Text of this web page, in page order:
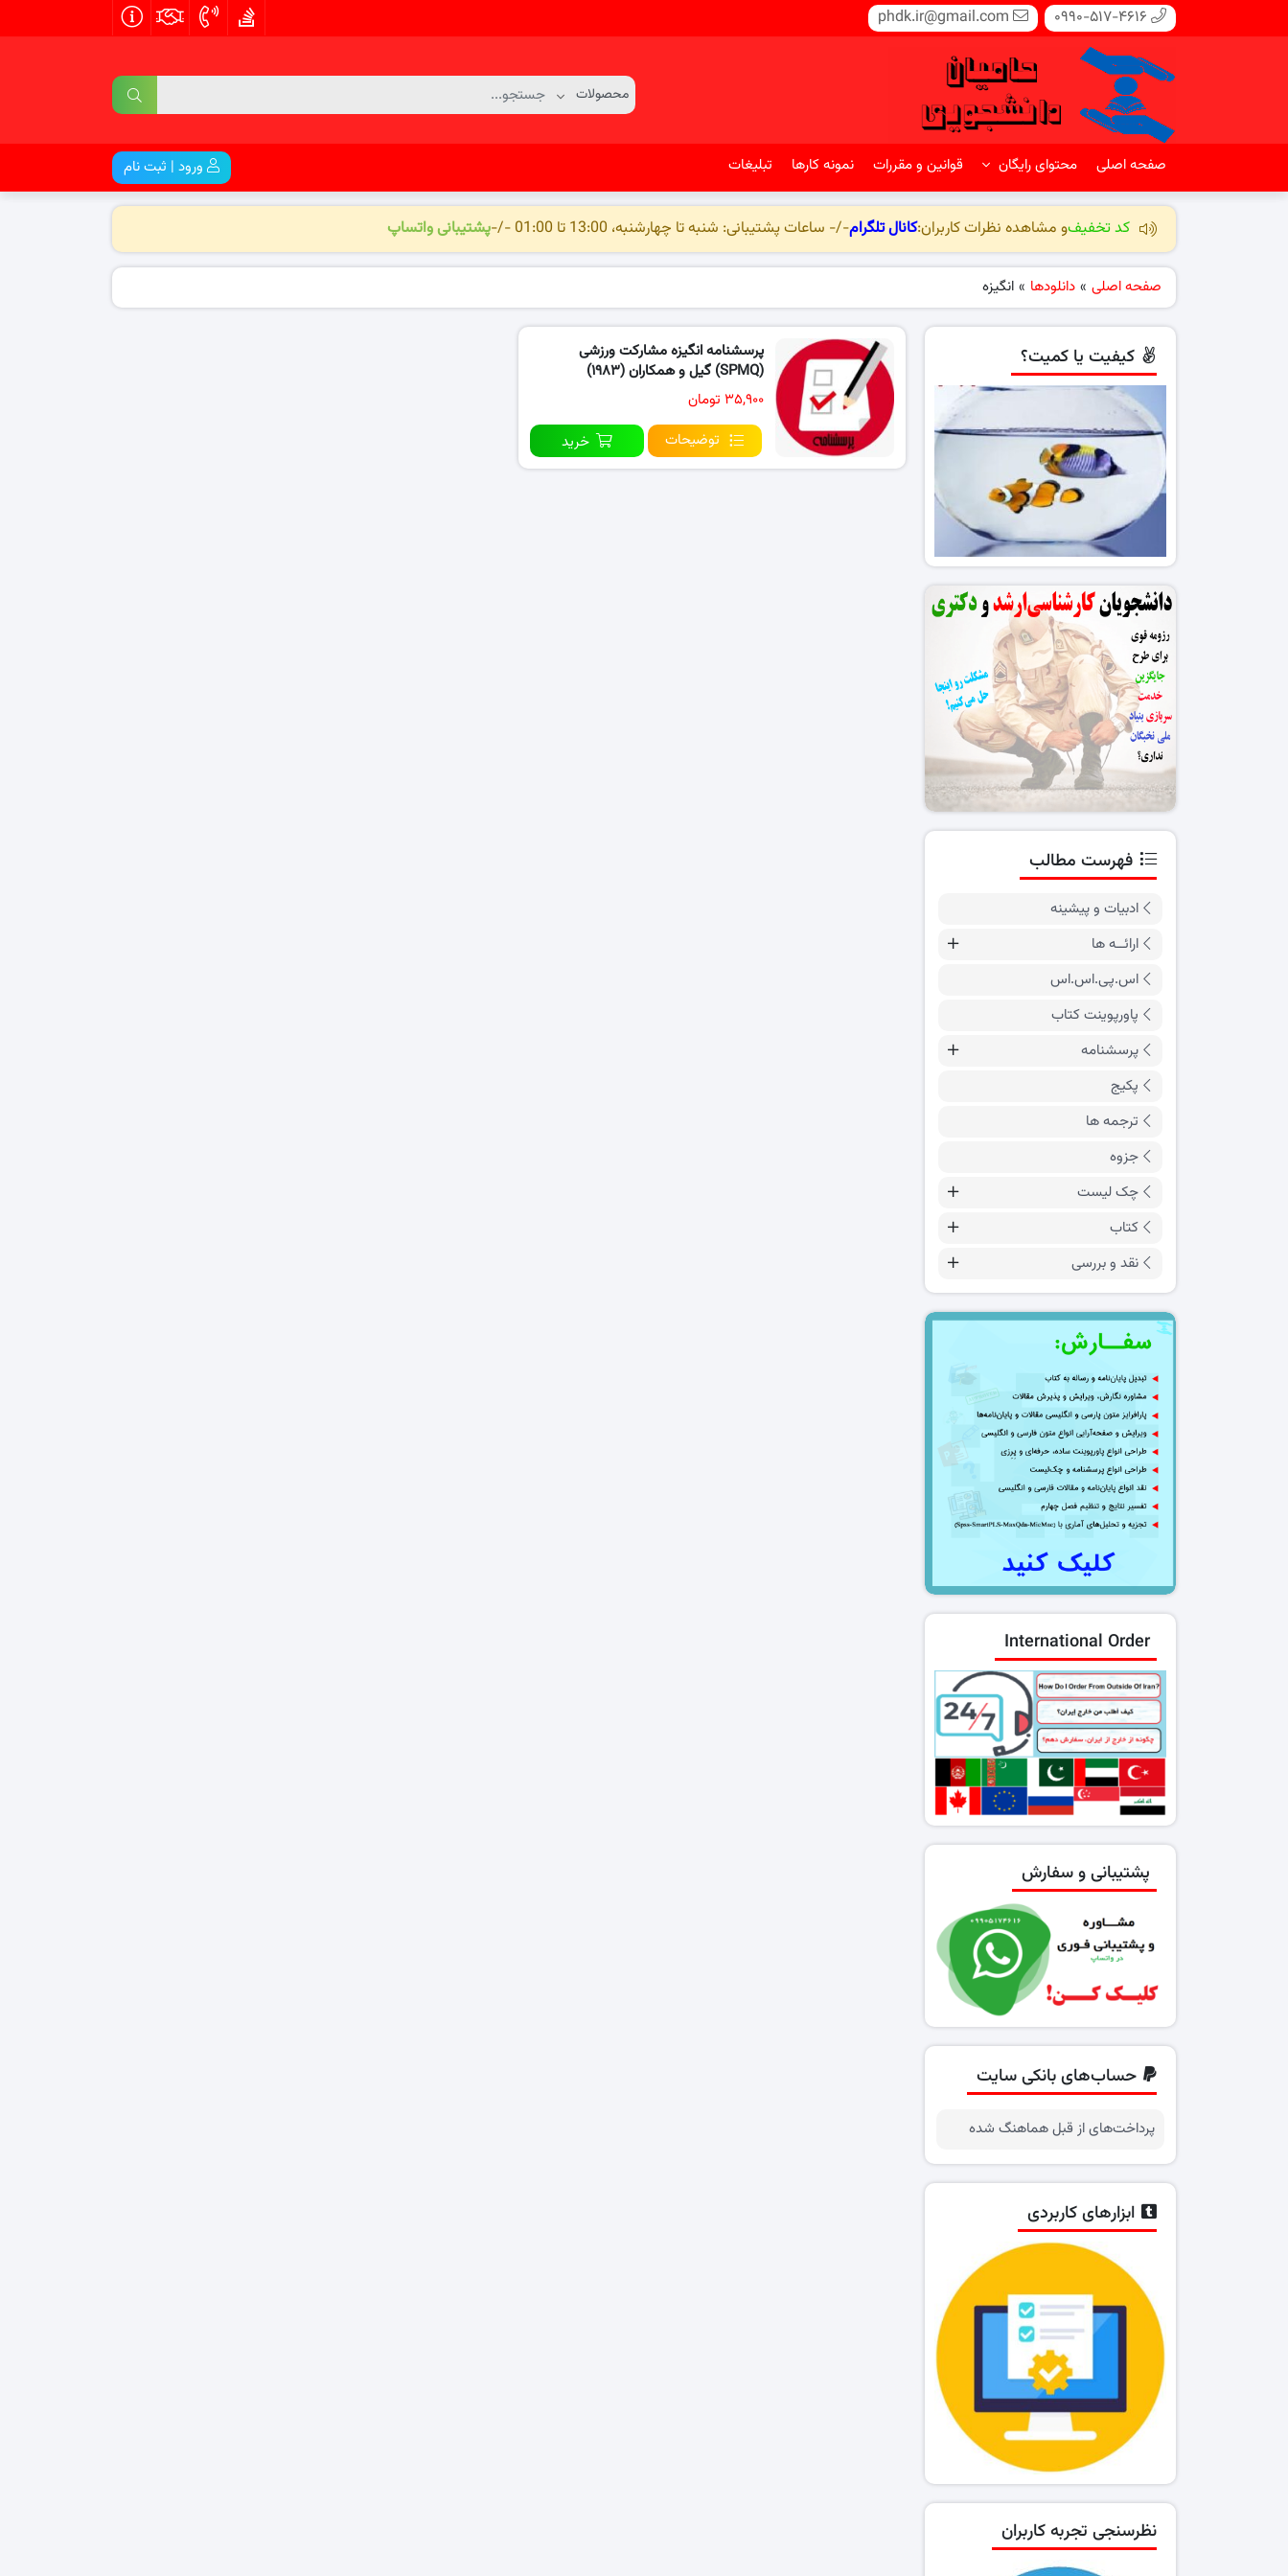
0990-517-4616
phdk.ir@gmail.com
صفحه اصلی محتوای رایگان قوانین و مقررات نمونه کارها تبلیغات ورود | ثبت نام
کد تخفیفو مشاهده نظرات کاربران:کانال تلگرام-/- ساعات پشتیبانی: شنبه تا چهارشنبه، 13:00 تا 01:00 -/- پشتیبانی واتساپ
صفحه اصلی » دانلودها » انگیزه
پرسشنامه انگیزه مشارکت ورزشی
(SPMQ) گیل و همکاران (۱۹۸۳)
۳۵,۹۰۰ تومان
توضیحات
خرید
کیفیت یا کمیت؟
فهرست مطالب
ادبیات و پیشینه
ارائــه ها
اس.پی.اس.اس
پاورپوینت کتاب
پرسشنامه
پکیج
ترجمه ها
جزوه
چک لیست
کتاب
نقد و بررسی
International Order
پشتیبانی و سفارش
حساب‌های بانکی سایت
پرداخت‌های از قبل هماهنگ شده
ابزارهای کاربردی
نظرسنجی تجربه کاربران